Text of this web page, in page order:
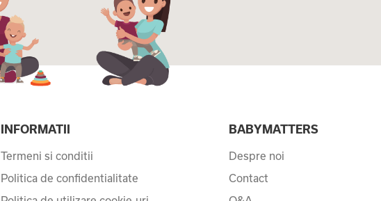
INFORMATII
Termeni si conditii
Politica de confidentialitate
BABYMATTERS
Despre noi
Contact